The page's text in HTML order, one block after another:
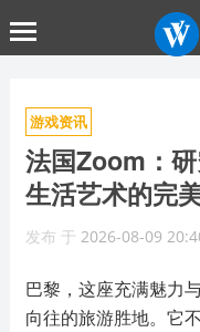
游戏资讯
法国Zoom：
生活艺术的完
发布 于 2026-08-09
巴黎，这座充满魅力
向往的旅游胜地。它